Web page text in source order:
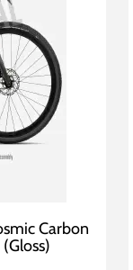
Carbon